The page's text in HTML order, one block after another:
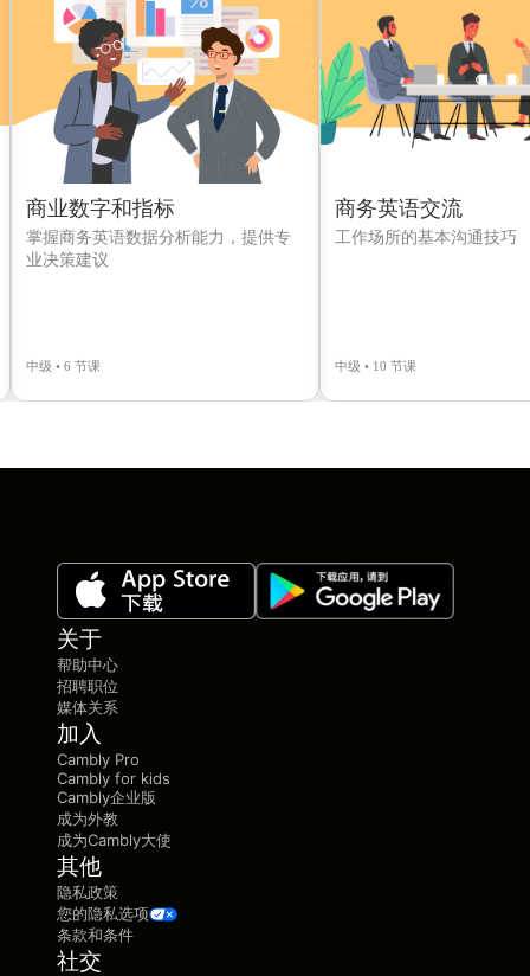
商业数字和指标
掌握商务英语数据分析能力，提供专
业决策建议
中级 • 6 节课
商务英语交流
工作场所的基本沟通技巧
中级 • 10 节课
关于
帮助中心
招聘职位
媒体关系
加入
Cambly Pro
Cambly for kids
Cambly企业版
成为外教
成为Cambly大使
其他
隐私政策
您的隐私选项
条款和条件
社交